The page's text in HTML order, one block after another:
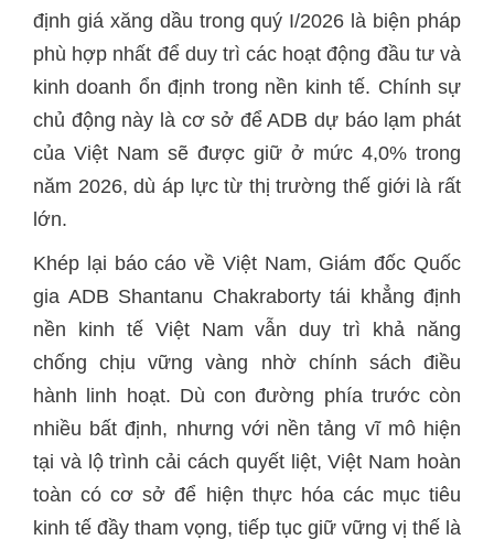
định giá xăng dầu trong quý I/2026 là biện pháp
phù hợp nhất để duy trì các hoạt động đầu tư và
kinh doanh ổn định trong nền kinh tế. Chính sự
chủ động này là cơ sở để ADB dự báo lạm phát
của Việt Nam sẽ được giữ ở mức 4,0% trong
năm 2026, dù áp lực từ thị trường thế giới là rất
lớn.
Khép lại báo cáo về Việt Nam, Giám đốc Quốc
gia ADB Shantanu Chakraborty tái khẳng định
nền kinh tế Việt Nam vẫn duy trì khả năng
chống chịu vững vàng nhờ chính sách điều
hành linh hoạt. Dù con đường phía trước còn
nhiều bất định, nhưng với nền tảng vĩ mô hiện
tại và lộ trình cải cách quyết liệt, Việt Nam hoàn
toàn có cơ sở để hiện thực hóa các mục tiêu
kinh tế đầy tham vọng, tiếp tục giữ vững vị thế là